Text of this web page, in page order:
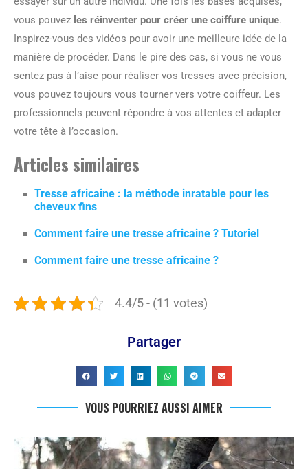
vous pouvez les réinventer pour créer une coiffure unique.
Inspirez-vous des vidéos pour avoir une meilleure idée de la
manière de procéder. Dans le pire des cas, si vous ne vous
sentez pas à l’aise pour réaliser vos tresses avec précision,
vous pouvez toujours vous tourner vers votre coiffeur. Les
professionnels peuvent répondre à vos attentes et adapter
votre tête à l’occasion.
Articles similaires
Tresse africaine : la méthode inratable pour les
cheveux fins
Comment faire une tresse africaine ? Tutoriel
Comment faire une tresse africaine ?
4.4/5 - (11 votes)
Partager
VOUS POURRIEZ AUSSI AIMER